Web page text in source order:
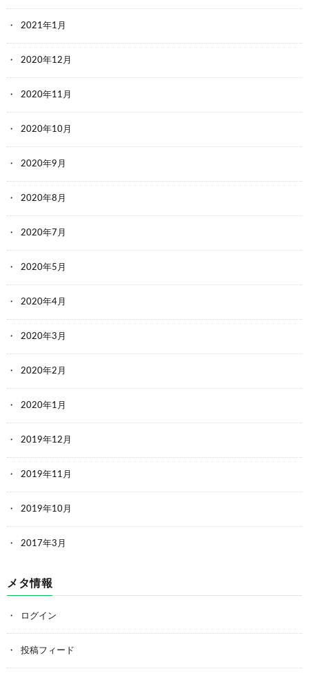
2021年1月
2020年12月
2020年11月
2020年10月
2020年9月
2020年8月
2020年7月
2020年5月
2020年4月
2020年3月
2020年2月
2020年1月
2019年12月
2019年11月
2019年10月
2017年3月
メタ情報
ログイン
投稿フィード